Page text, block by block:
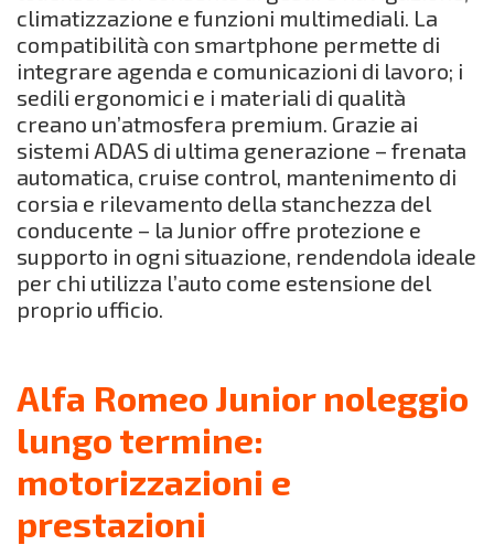
climatizzazione e funzioni multimediali. La
compatibilità con smartphone permette di
integrare agenda e comunicazioni di lavoro; i
sedili ergonomici e i materiali di qualità
creano un’atmosfera premium. Grazie ai
sistemi ADAS di ultima generazione – frenata
automatica, cruise control, mantenimento di
corsia e rilevamento della stanchezza del
conducente – la Junior offre protezione e
supporto in ogni situazione, rendendola ideale
per chi utilizza l’auto come estensione del
proprio ufficio.
Alfa Romeo Junior noleggio
lungo termine:
motorizzazioni e
prestazioni